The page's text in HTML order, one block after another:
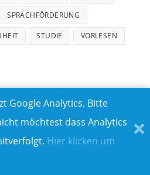
SPRACHFÖRDERUNG
STUDIE VORLESEN
FÜR GEWINNSPIELE
IMPRESSUM
Google Analytics. Bitte
möchtest dass Analytics
Hier klicken um